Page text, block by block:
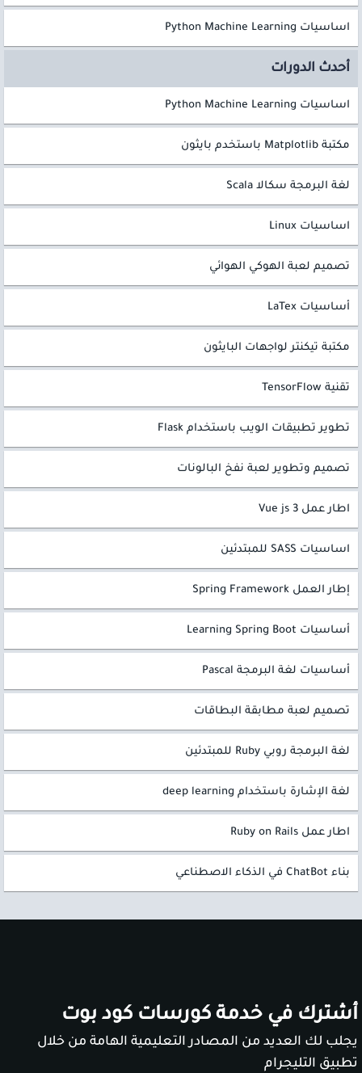
اساسيات Python Machine Learning
أحدث الدورات
اساسيات Python Machine Learning
مكتبة Matplotlib باستخدم بايثون
لغة البرمجة سكالا Scala
اساسيات Linux
تصميم لعبة الهوكي الهوائي
أساسيات LaTex
مكتبة تيكنتر لواجهات البايثون
تقنية TensorFlow
تطوير تطبيقات الويب باستخدام Flask
تصميم وتطوير لعبة نفخ البالونات
اطار عمل Vue js 3
اساسيات SASS للمبتدئين
إطار العمل Spring Framework
أساسيات Learning Spring Boot
أساسيات لغة البرمجة Pascal
تصميم لعبة مطابقة البطاقات
لغة البرمجة روبي Ruby للمبتدئين
لغة الإشارة باستخدام deep learning
اطار عمل Ruby on Rails
بناء ChatBot في الذكاء الاصطناعي
أشترك في خدمة كورسات كود بوت
يجلب لك العديد من المصادر التعليمية الهامة من خلال
تطبيق التليجرام